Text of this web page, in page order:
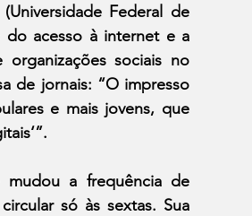
Federal de
do acesso à internet e a
sociais no
de jornais: “O impresso
e mais jovens, que
a frequência de
só às sextas. Sua